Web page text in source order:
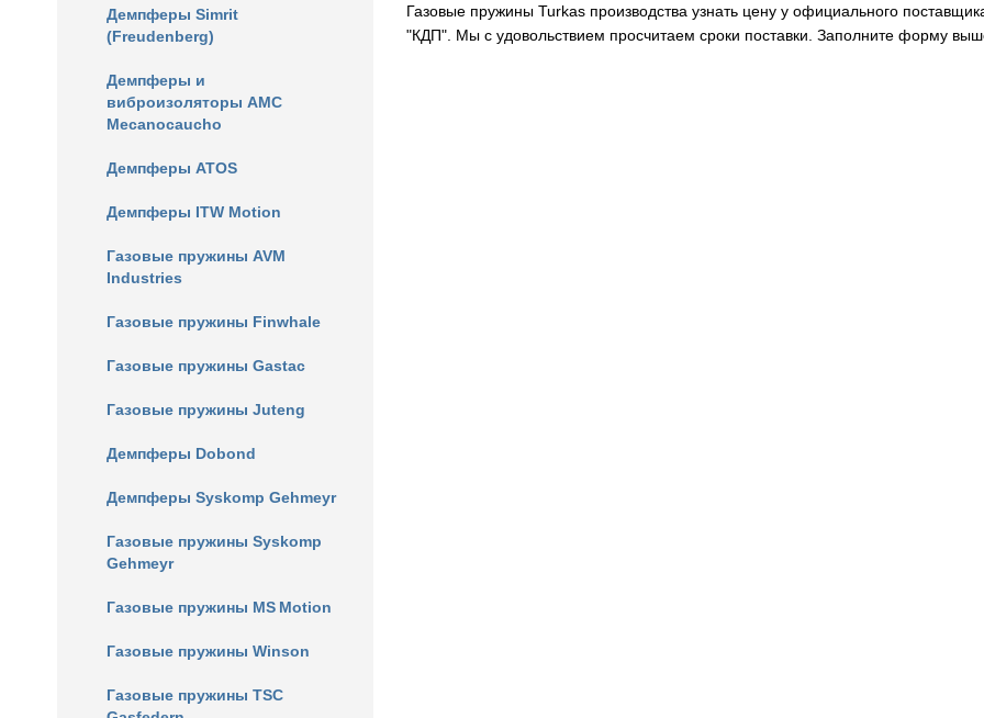
Демпферы Simrit
(Freudenberg)
Демпферы и
виброизоляторы AMC
Mecanocaucho
Демпферы ATOS
Демпферы ITW Motion
Газовые пружины AVM
Industries
Газовые пружины Finwhale
Газовые пружины Gastac
Газовые пружины Juteng
Демпферы Dobond
Демпферы Syskomp Gehmeyr
Газовые пружины Syskomp
Gehmeyr
Газовые пружины MS Motion
Газовые пружины Winson
Газовые пружины TSC
Газовые пружины Turkas производства узнать цену у официального
"КДП". Мы с удовольствием просчитаем сроки поставки. Заполните форму